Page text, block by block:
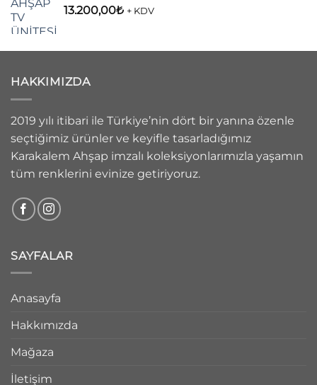
13.200,00₺ + KDV
HAKKIMIZDA
2019 yılı itibari ile Türkiye’nin dört bir yanına özenle
seçtiğimiz ürünler ve keyifle tasarladığımız
Karakalem Ahşap imzalı koleksiyonlarımızla yaşamın
tüm renklerini evinize getiriyoruz.
SAYFALAR
Anasayfa
Hakkımızda
Mağaza
İletişim